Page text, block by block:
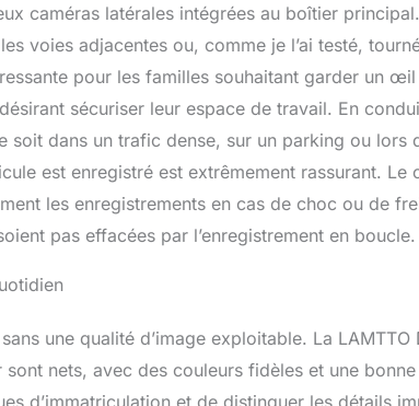
caméras latérales intégrées au boîtier
voies adjacentes ou, comme je l’ai testé,
pour les familles souhaitant garder un œil
sécuriser leur espace de travail. En
soit dans un trafic dense, sur un parking ou
est enregistré est extrêmement rassurant.
les enregistrements en cas de choc ou de
pas effacées par l’enregistrement en boucle.
une qualité d’image exploitable. La LAMTTO
nets, avec des couleurs fidèles et une